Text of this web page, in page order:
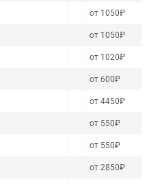
от 1050₽
от 1050₽
от 1020₽
от 600₽
от 4450₽
от 550₽
от 550₽
от 2850₽